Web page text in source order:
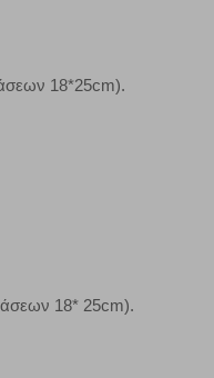
18*25cm).
18* 25cm).